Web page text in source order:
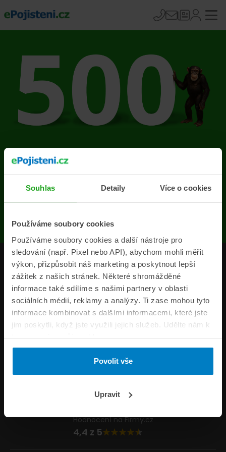
Souhlas Detaily Více o cookies
Používáme soubory cookies
Používáme soubory cookies a další nástroje pro
sledování (např. Pixel nebo API), abychom mohli měřit
výkon, přizpůsobit náš marketing a poskytnout lepší
zážitek z našich stránek. Některé shromážděné
informace také sdílíme s našimi partnery v oblasti
sociálních médií, reklamy a analýzy. Ti zase mohou tyto
informace kombinovat s dalšími informacemi, které jste
jim poskytli, když jste využili jejich služeb. Udělte nám k
tomu prosím svůj souhlas.
Povolit vše
Upravit
Na stránce se vyskytla
chyba
Produkty
Pojišťovny
Informace
ePojisteni.cz
Formuláře
Napište nám
Hodnocení na Firmy.cz
4,4 z 5